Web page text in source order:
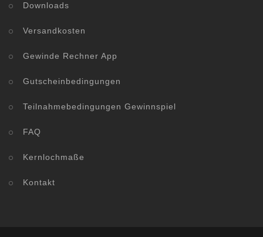
Downloads
Versandkosten
Gewinde Rechner App
Gutscheinbedingungen
Teilnahmebedingungen Gewinnspiel
FAQ
Kernlochmaße
Kontakt